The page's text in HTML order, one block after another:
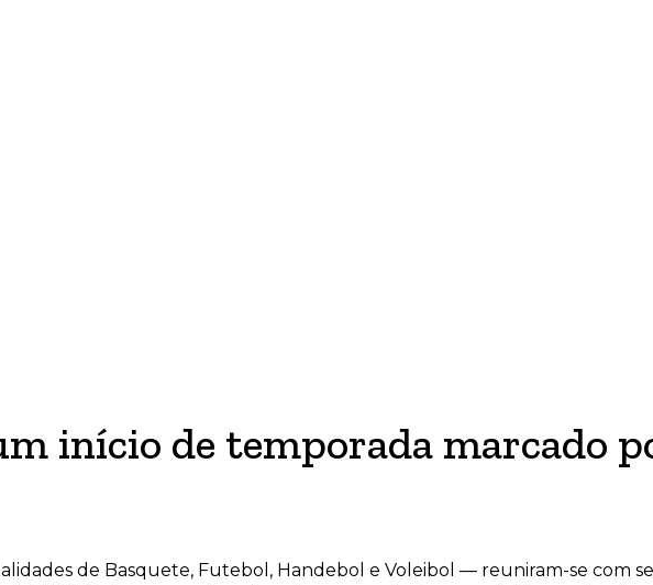
início de temporada marcado
de Basquete, Futebol, Handebol e Voleibol — reuniram-se com